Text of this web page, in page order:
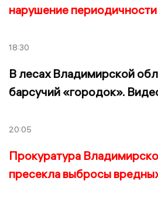
нарушение
18:30
В лесах Владимирской
барсучий «городок».
20:05
Прокуратура
пресекла выбросы